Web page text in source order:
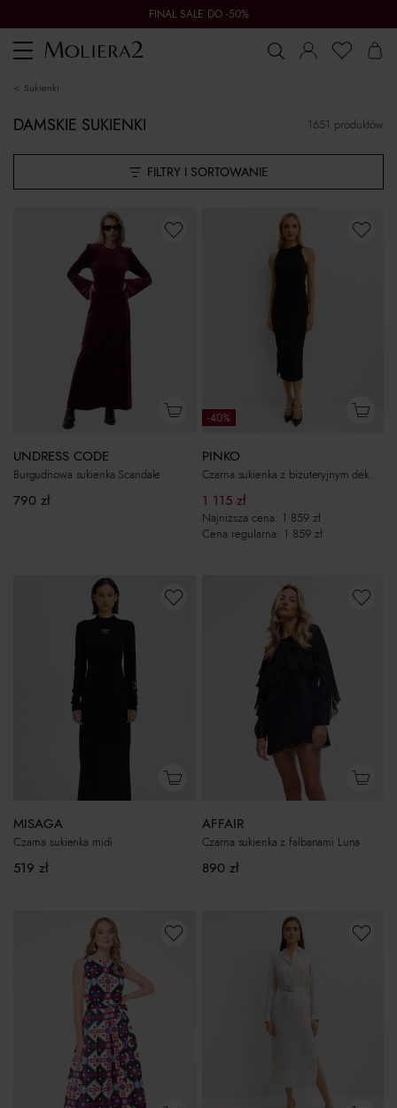
FINAL SALE DO -50%
Toggle
navigation
sukienki
FILTRY I SORTOWANIE
1651 produktów
DAMSKIE SUKIENKI
UNDRESS CODE
Burgudnowa sukienka Scandale
790 zł
-40%
PINKO
Czarna sukienka z biżuteryjnym dekoltem
1 115 zł
Najniższa cena: 1 859 zł
Cena regularna: 1 859 zł
MISAGA
Czarna sukienka midi
519 zł
AFFAIR
Czarna sukienka z falbanami Luna
890 zł